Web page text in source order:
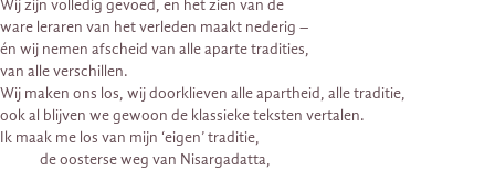
Wij zijn volledig gevoed, en het zien van de
ware leraren van het verleden maakt nederig –
én wij nemen afscheid van alle aparte tradities,
van alle verschillen.
Wij maken ons los, wij doorklieven alle apartheid, alle traditie,
ook al blijven we gewoon de klassieke teksten vertalen.
Ik maak me los van mijn ‘eigen’ traditie,
de oosterse weg van Nisargadatta,